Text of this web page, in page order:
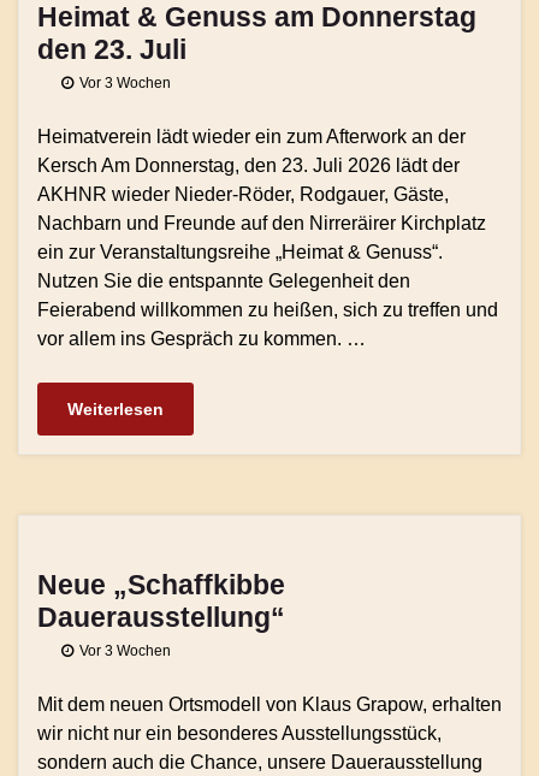
Heimat & Genuss am Donnerstag
den 23. Juli
Vor 3 Wochen
Heimatverein lädt wieder ein zum Afterwork an der
Kersch Am Donnerstag, den 23. Juli 2026 lädt der
AKHNR wieder Nieder-Röder, Rodgauer, Gäste,
Nachbarn und Freunde auf den Nirreräirer Kirchplatz
ein zur Veranstaltungsreihe „Heimat & Genuss“.
Nutzen Sie die entspannte Gelegenheit den
Feierabend willkommen zu heißen, sich zu treffen und
vor allem ins Gespräch zu kommen. …
Weiterlesen
Neue „Schaffkibbe
Dauerausstellung“
Vor 3 Wochen
Mit dem neuen Ortsmodell von Klaus Grapow, erhalten
wir nicht nur ein besonderes Ausstellungsstück,
sondern auch die Chance, unsere Dauerausstellung